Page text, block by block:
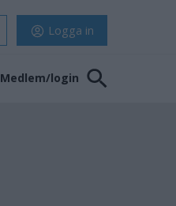
Logga in
Medlem/login